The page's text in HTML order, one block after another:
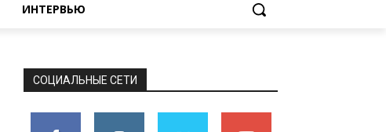
ИНТЕРВЬЮ
СОЦИАЛЬНЫЕ СЕТИ